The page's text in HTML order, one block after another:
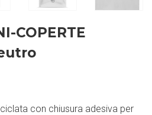
COPERTE
con chiusura adesiva per